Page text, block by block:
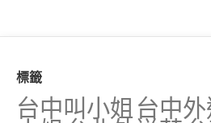
標籤
台中叫小姐 台中